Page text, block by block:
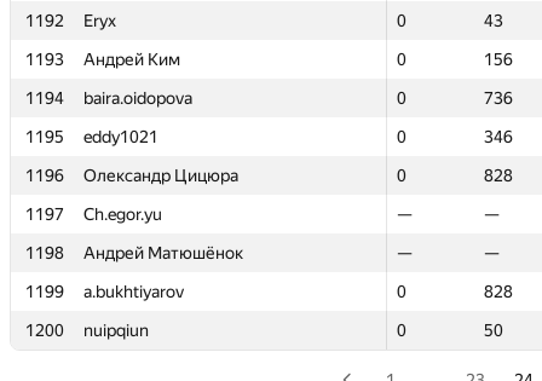
1192
Eryx 0
43
1193
Андрей Ким 0
156
1194
baira.oidopova 0
736
1195
eddy1021 0
346
1196
Олександр Цицюра 0
828
1197
Ch.egor.yu —
—
1198
Андрей Матюшёнок —
—
1199
a.bukhtiyarov 0
828
1200
nuipqiun 0 50
1192
Eryx 0
43
1193
Андрей Ким 0
156
1194
baira.oidopova 0
736
1195
eddy1021 0
346
1196
Олександр Цицюра 0
828
1197
Ch.egor.yu —
—
1198
Андрей Матюшёнок —
—
1199
a.bukhtiyarov 0
828
1200
nuipqiun 0 50